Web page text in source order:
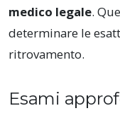
medico legale.
determinare le
ritrovamento.
Esami